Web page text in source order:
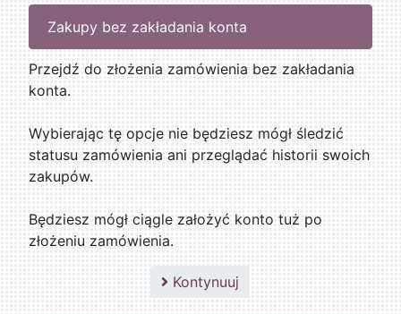
Zakupy bez zakładania konta
Przejdź do złożenia zamówienia bez zakładania
konta.
Wybierając tę opcje nie będziesz mógł śledzić
statusu zamówienia ani przeglądać historii swoich
zakupów.
Będziesz mógł ciągle założyć konto tuż po
złożeniu zamówienia.
Kontynuuj